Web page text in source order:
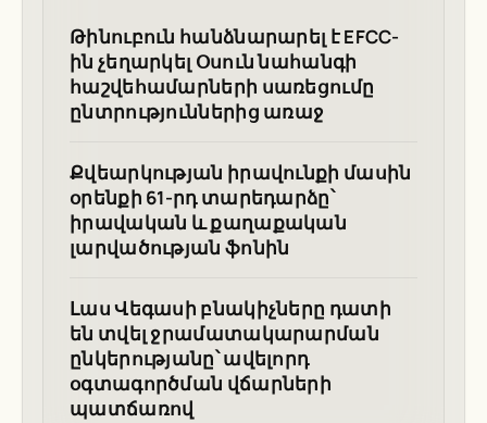
Թինուբուն հանձնարարել է EFCC-
ին չեղարկել Օսուն նահանգի
հաշվեհամարների սառեցումը
ընտրություններից առաջ
Քվեարկության իրավունքի մասին
օրենքի 61-րդ տարեդարձը՝
իրավական և քաղաքական
լարվածության ֆոնին
Լաս Վեգասի բնակիչները դատի
են տվել ջրամատակարարման
ընկերությանը՝ ավելորդ
օգտագործման վճարների
պատճառով